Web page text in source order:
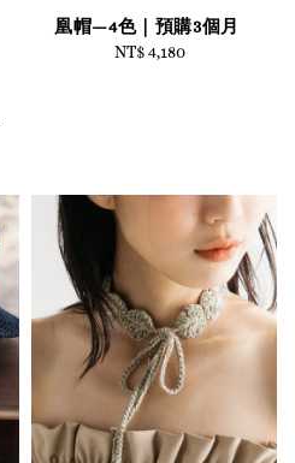
凰帽—4色｜預購3個月
Regular
NT$ 4,180